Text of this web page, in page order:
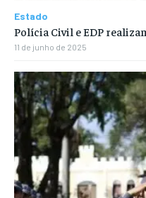
Estado
Polícia Civil e EDP
11 de junho de 2025